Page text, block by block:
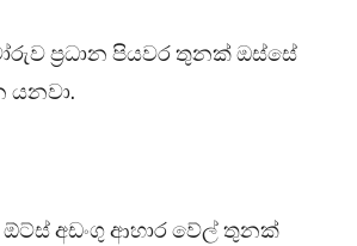
ප්‍රධාන පියවර තුනක් ඔස්සේ
යනවා.
ඕට්ස් අඩංගු ආහාර වේල් තුනක්